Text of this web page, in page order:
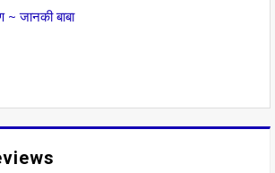
जानकी बाबा